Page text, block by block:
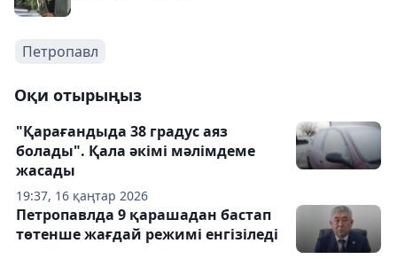
Петропавл
Оқи отырыңыз
19:37, 16 қаңтар 2026
"Қарағандыда 38 градус аяз
болады". Қала әкімі мәлімдеме
жасады
Петропавлда 9 қарашадан бастап
төтенше жағдай режимі енгізіледі